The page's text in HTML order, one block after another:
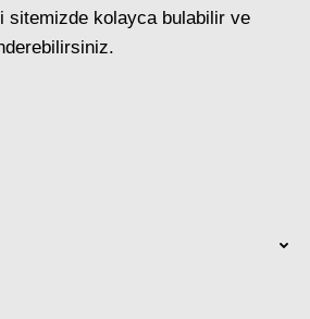
sitemizde kolayca bulabilir ve